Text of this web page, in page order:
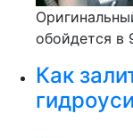
обойдется в
Как